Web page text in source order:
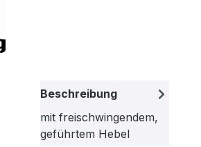
Beschreibung
mit freischwingendem,
geführtem Hebel